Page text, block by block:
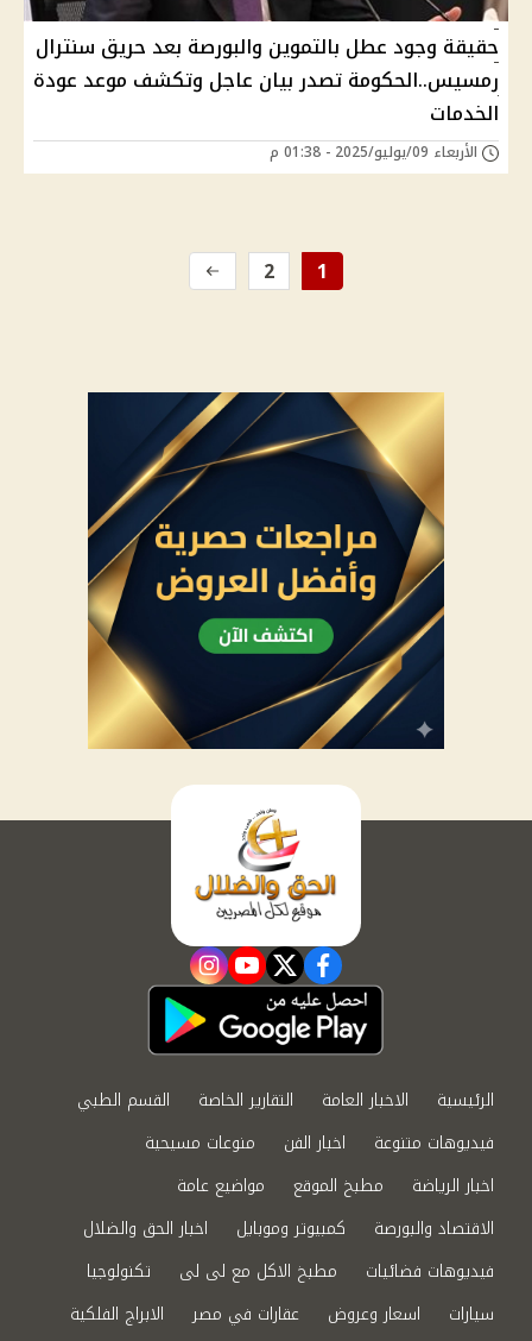
حقيقة وجود عطل بالتموين والبورصة بعد حريق سنترال
رمسيس..الحكومة تصدر بيان عاجل وتكشف موعد عودة
الخدمات
الأربعاء 09/يوليو/2025 - 01:38 م
1
2
facebook
twitter
youtube
instagram
الرئيسية الاخبار العامة التقارير الخاصة
القسم الطبي
فيديوهات متنوعة
اخبار الفن
منوعات مسيحية
اخبار الرياضة
مطبخ الموقع
مواضيع عامة
الاقتصاد والبورصة
كمبيوتر وموبايل
اخبار الحق والضلال
فيديوهات فضائيات
مطبخ الاكل مع لى لى
تكنولوجيا
سيارات
اسعار وعروض عقارات في مصر الابراج الفلكية